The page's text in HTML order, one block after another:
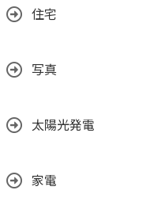
住宅
写真
太陽光発電
家電